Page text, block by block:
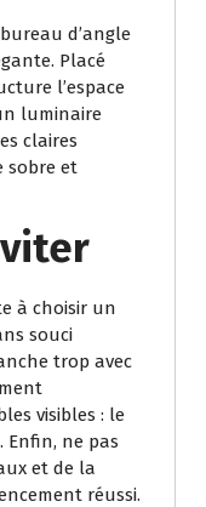
d’angle
Placé
l’espace
luminaire
claires
sobre et
à choisir un
souci
trop avec
visibles : le
Enfin, ne pas
et de la
réussi.